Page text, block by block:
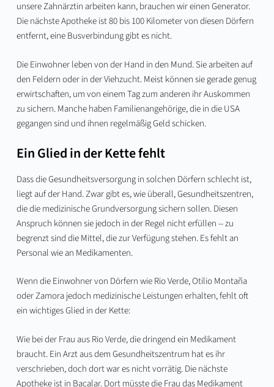
unsere Zahnärztin arbeiten kann, brauchen wir einen Generator.
Die nächste Apotheke ist 80 bis 100 Kilometer von diesen Dörfern
entfernt, eine Busverbindung gibt es nicht.
Die Einwohner leben von der Hand in den Mund. Sie arbeiten auf
den Feldern oder in der Viehzucht. Meist können sie gerade genug
erwirtschaften, um von einem Tag zum anderen ihr Auskommen
zu sichern. Manche haben Familienangehörige, die in die USA
gegangen sind und ihnen regelmäßig Geld schicken.
Ein Glied in der Kette fehlt
Dass die Gesundheitsversorgung in solchen Dörfern schlecht ist,
liegt auf der Hand. Zwar gibt es, wie überall, Gesundheitszentren,
die die medizinische Grundversorgung sichern sollen. Diesen
Anspruch können sie jedoch in der Regel nicht erfüllen -- zu
begrenzt sind die Mittel, die zur Verfügung stehen. Es fehlt an
Personal wie an Medikamenten.
Wenn die Einwohner von Dörfern wie Rio Verde, Otilio Montaña
oder Zamora jedoch medizinische Leistungen erhalten, fehlt oft
ein wichtiges Glied in der Kette:
Wie bei der Frau aus Rio Verde, die dringend ein Medikament
braucht. Ein Arzt aus dem Gesundheitszentrum hat es ihr
verschrieben, doch dort war es nicht vorrätig. Die nächste
Apotheke ist in Bacalar. Dort müsste die Frau das Medikament